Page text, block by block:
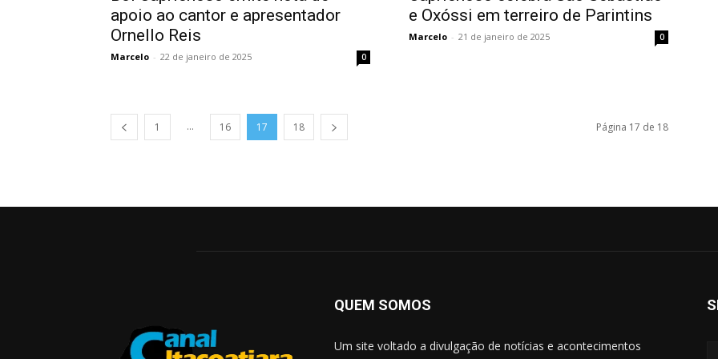
apoio ao cantor e apresentador
Ornello Reis
Marcelo - 22 de janeiro de 2025 0
e Oxóssi em terreiro de Parintins
Marcelo - 21 de janeiro de 2025 0
1 ... 16 17 18 Página 17 de 18
QUEM SOMOS
Um site voltado a divulgação de notícias e acontecimentos